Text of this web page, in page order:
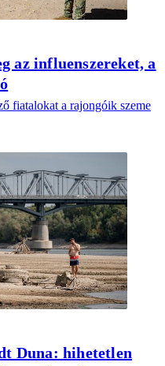
az influenszereket, a
fiatalokat a rajongóik szeme
Duna: hihetetlen